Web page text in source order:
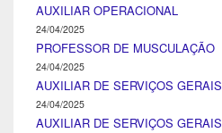
AUXILIAR OPERACIONAL
24/04/2025
PROFESSOR DE MUSCULAÇÃO
24/04/2025
AUXILIAR DE SERVIÇOS GERAIS
24/04/2025
AUXILIAR DE SERVIÇOS GERAIS